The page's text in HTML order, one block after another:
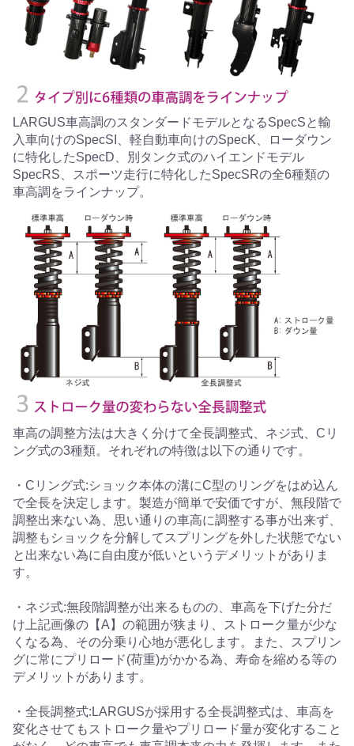
LARGUS車高調のスタンダードモデルとなるSpecSと輸
入車向けのSpecSI、軽自動車向けのSpecK、ローダウン
に特化したSpecD、別タンク式のハイエンドモデル
SpecRS、スポーツ走行に特化したSpecSRの全6種類の
車高調をラインナップ。
車高の調整方法は大きく分けて全長調整式、ネジ式、Cリ
ング式の3種類。それぞれの特徴は以下の通りです。
・Cリング式:ショック本体の溝にC型のリングをはめ込ん
で全長を決定します。製造が簡単で安価ですが、無段階で
調整出来ない為、思い通りの車高に調整する事が出来ず、
調整もショックを分解してスプリングを外した状態でない
と出来ない為に自由度が低いというデメリットがありま
す。
・ネジ式:無段階調整が出来るものの、車高を下げた分だ
け上記画像の【A】の範囲が狭まり、ストローク量が少な
くなる為、その分乗り心地が悪化します。また、スプリン
グに常にプリロード(荷重)がかかる為、寿命を縮める等の
デメリットがあります。
・全長調整式:LARGUSが採用する全長調整式は、車高を
変化させてもストローク量やプリロード量が変化すること